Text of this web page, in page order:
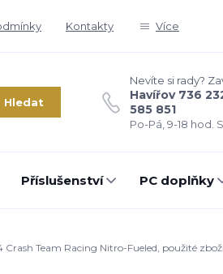
Kontakty Více
Hledat
Nevíte si rady?
Havířov 736
585 851
Po-Pá, 9-18 hod.
Příslušenství PC doplňky
Crash Team Racing Nitro-Fueled, použité